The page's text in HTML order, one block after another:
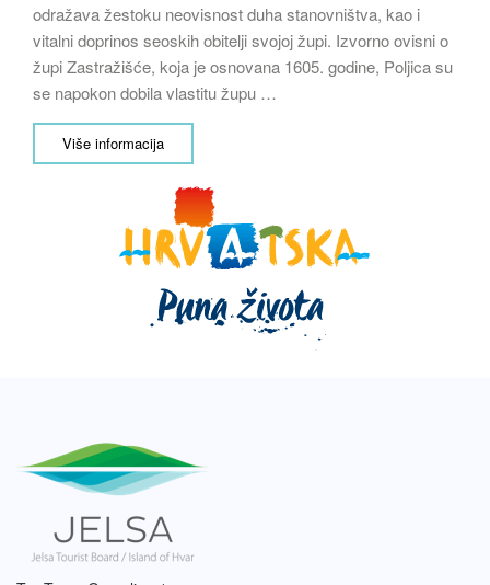
odražava žestoku neovisnost duha stanovništva, kao i
vitalni doprinos seoskih obitelji svojoj župi. Izvorno ovisni o
župi Zastražišće, koja je osnovana 1605. godine, Poljica su
se napokon dobila vlastitu župu …
Više informacija